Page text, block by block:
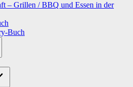
– Grillen / BBQ und Essen in der
Buch